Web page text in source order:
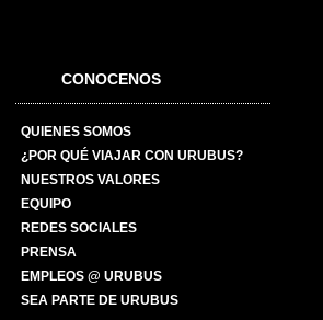
CONOCENOS
QUIENES SOMOS
¿POR QUÉ VIAJAR CON URUBUS?
NUESTROS VALORES
EQUIPO
REDES SOCIALES
PRENSA
EMPLEOS @ URUBUS
SEA PARTE DE URUBUS